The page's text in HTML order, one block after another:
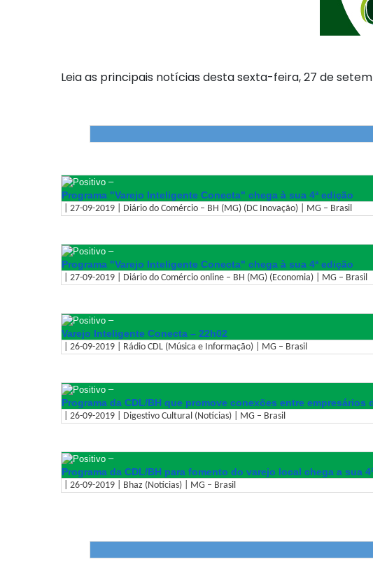
Leia as principais notícias desta sexta-feira, 27 de
–
Programa "Varejo Inteligente Conecta" chega à sua 4ª edição
| 27-09-2019 | Diário do Comércio – BH (MG) (DC Inovação) | MG – Brasil
–
Programa "Varejo Inteligente Conecta" chega à sua 4ª edição
| 27-09-2019 | Diário do Comércio online – BH (MG) (Economia) | MG – Brasil
–
Varejo Inteligente Conecta – 22h02
| 26-09-2019 | Rádio CDL (Música e Informação) | MG – Brasil
–
Programa da CDL/BH que promove conexões entre
| 26-09-2019 | Digestivo Cultural (Notícias) | MG – Brasil
–
Programa da CDL/BH para fomento do varejo local chega a sua
| 26-09-2019 | Bhaz (Notícias) | MG – Brasil